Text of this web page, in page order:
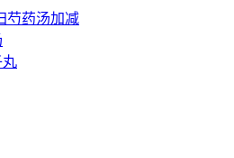
芍药汤加减
丸